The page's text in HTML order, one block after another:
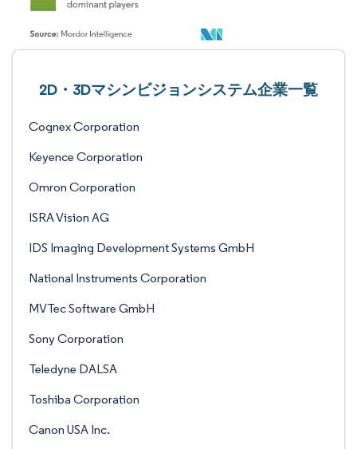
2D・3Dマシンビジョンシステム企業一覧
Cognex Corporation
Keyence Corporation
Omron Corporation
ISRA Vision AG
IDS Imaging Development Systems GmbH
National Instruments Corporation
MVTec Software GmbH
Sony Corporation
Teledyne DALSA
Toshiba Corporation
Canon USA Inc.